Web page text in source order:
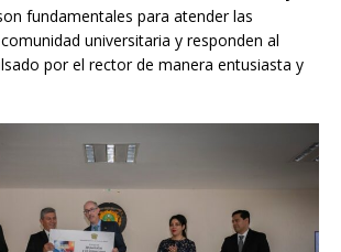
fundamentales para atender las
universitaria y responden al
por el rector de manera entusiasta y